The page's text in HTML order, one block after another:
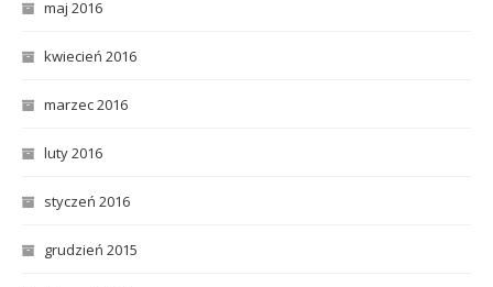
maj 2016
kwiecień 2016
marzec 2016
luty 2016
styczeń 2016
grudzień 2015